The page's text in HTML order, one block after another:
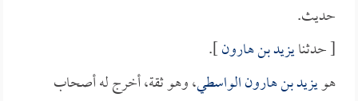
حديث.
[ حدثنايزيد بن هارون].
هويزيد بن هارون الواسطي، وهو ثقة، أخرج له أصحاب